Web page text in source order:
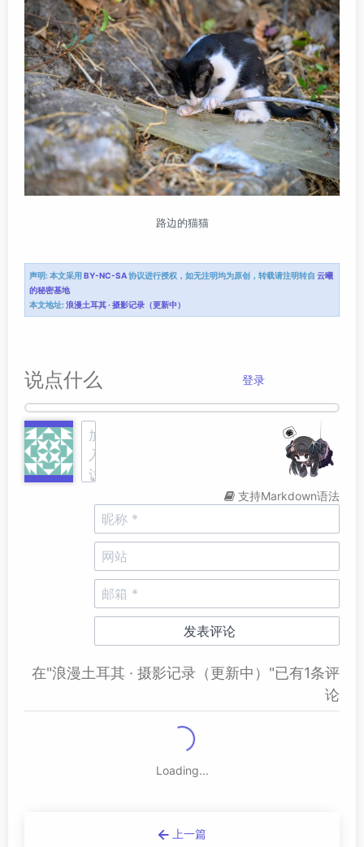
路边的猫猫
声明:本文采用BY-NC-SA协议进行授权，如无注明均为原创，转载请注明转自 云曦
的秘密基地
本文地址:浪漫土耳其 · 摄影记录（更新中）
说点什么 登录
支持Markdown语法
在"浪漫土耳其 · 摄影记录（更新中）"已有1条评
论
Loading...
上一篇